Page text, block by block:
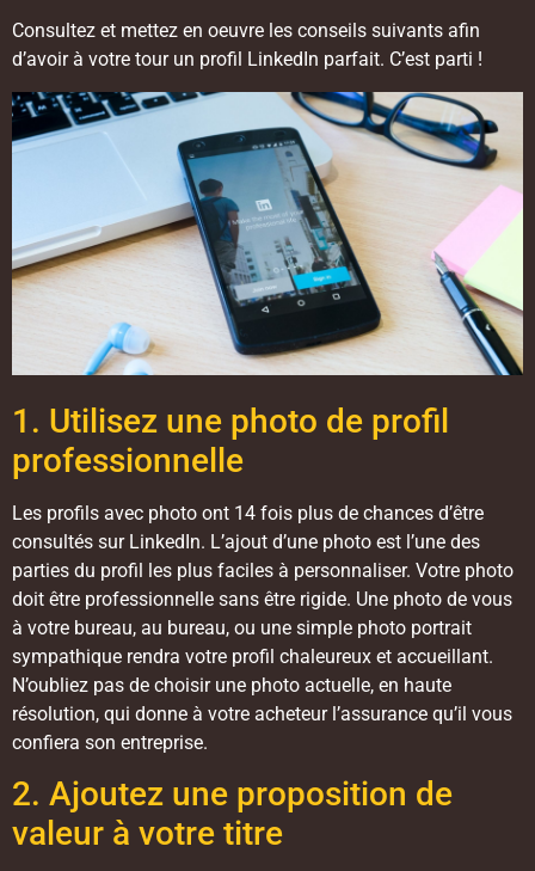
Consultez et mettez en oeuvre les conseils suivants afin
d’avoir à votre tour un profil LinkedIn parfait. C’est parti !
1. Utilisez une photo de profil
professionnelle
Les profils avec photo ont 14 fois plus de chances d’être
consultés sur LinkedIn. L’ajout d’une photo est l’une des
parties du profil les plus faciles à personnaliser. Votre photo
doit être professionnelle sans être rigide. Une photo de vous
à votre bureau, au bureau, ou une simple photo portrait
sympathique rendra votre profil chaleureux et accueillant.
N’oubliez pas de choisir une photo actuelle, en haute
résolution, qui donne à votre acheteur l’assurance qu’il vous
confiera son entreprise.
2. Ajoutez une proposition de
valeur à votre titre